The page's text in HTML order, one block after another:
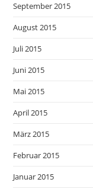
September 2015
August 2015
Juli 2015
Juni 2015
Mai 2015
April 2015
März 2015
Februar 2015
Januar 2015